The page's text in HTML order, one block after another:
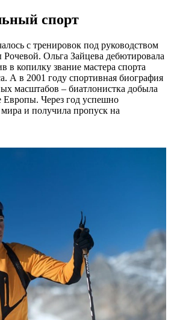
спорт
с тренировок под руководством
Ольга Зайцева дебютировала
копилку звание мастера спорта
А в 2001 году спортивная биография
масштабов – биатлонистка добыла
Европы. Через год успешно
и получила пропуск на